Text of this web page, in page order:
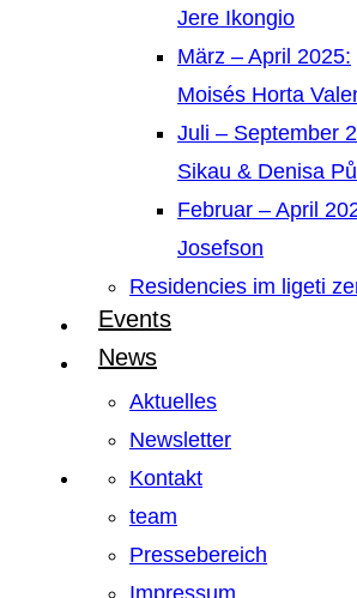
Jere Ikongio
März – April 2025:
Moisés Horta
Juli – September
Sikau & Denisa
Februar – April
Josefson
Residencies im ligeti
Events
News
Aktuelles
Newsletter
Kontakt
team
Pressebereich
Impressum